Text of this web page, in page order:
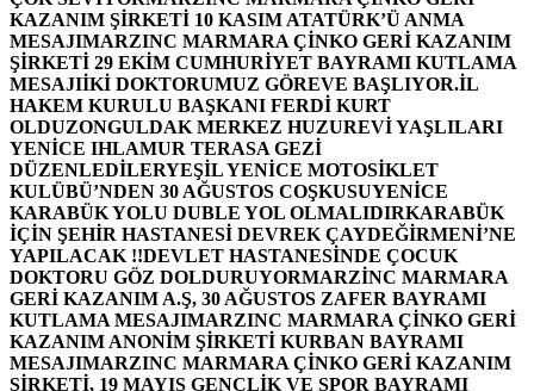
KAZANIM ŞİRKETİ 10 KASIM ATATÜRK’Ü ANMA
MESAJIMARZINC MARMARA ÇİNKO GERİ KAZANIM
ŞİRKETİ 29 EKİM CUMHURİYET BAYRAMI KUTLAMA
MESAJIİKİ DOKTORUMUZ GÖREVE BAŞLIYOR.İL
HAKEM KURULU BAŞKANI FERDİ KURT
OLDUZONGULDAK MERKEZ HUZUREVİ YAŞLILARI
YENİCE IHLAMUR TERASA GEZİ
DÜZENLEDİLERYEŞİL YENİCE MOTOSİKLET
KULÜBÜ’NDEN 30 AĞUSTOS COŞKUSUYENİCE
KARABÜK YOLU DUBLE YOL OLMALIDIRKARABÜK
İÇİN ŞEHİR HASTANESİ DEVREK ÇAYDEĞİRMENİ’NE
YAPILACAK !!DEVLET HASTANESİNDE ÇOCUK
DOKTORU GÖZ DOLDURUYORMARZİNC MARMARA
GERİ KAZANIM A.Ş, 30 AĞUSTOS ZAFER BAYRAMI
KUTLAMA MESAJIMARZINC MARMARA ÇİNKO GERİ
KAZANIM ANONİM ŞİRKETİ KURBAN BAYRAMI
MESAJIMARZINC MARMARA ÇİNKO GERİ KAZANIM
ŞİRKETİ, 19 MAYIS GENÇLİK VE SPOR BAYRAMI